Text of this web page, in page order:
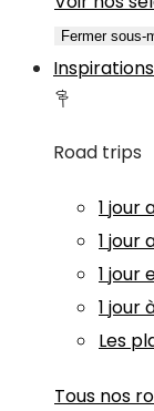
Fermer sous-
Inspirations
Road trips
1 jour
1 jour
1 jour
1 jour
Les
Tous nos